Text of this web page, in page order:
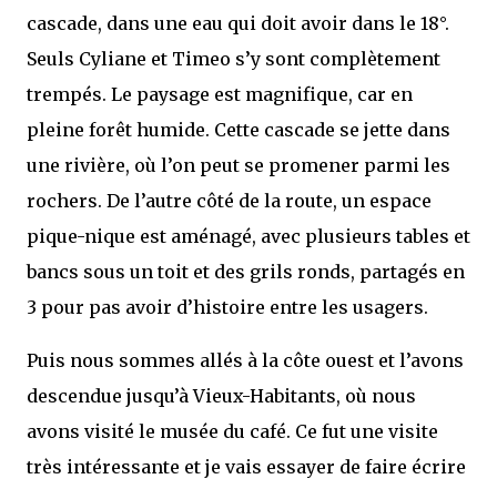
cascade, dans une eau qui doit avoir dans le 18°.
Seuls Cyliane et Timeo s’y sont complètement
trempés. Le paysage est magnifique, car en
pleine forêt humide. Cette cascade se jette dans
une rivière, où l’on peut se promener parmi les
rochers. De l’autre côté de la route, un espace
pique-nique est aménagé, avec plusieurs tables et
bancs sous un toit et des grils ronds, partagés en
3 pour pas avoir d’histoire entre les usagers.
Puis nous sommes allés à la côte ouest et l’avons
descendue jusqu’à Vieux-Habitants, où nous
avons visité le musée du café. Ce fut une visite
très intéressante et je vais essayer de faire écrire